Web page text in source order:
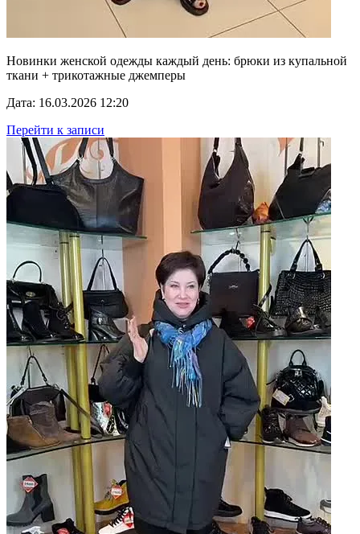
Новинки женской одежды каждый день: брюки из купальной
ткани + трикотажные джемперы
Дата: 16.03.2026 12:20
Перейти к записи